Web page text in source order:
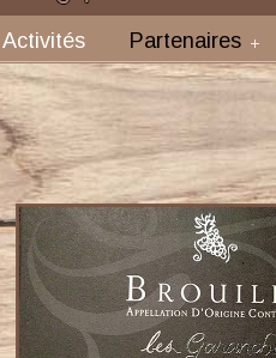
Activités Partenaires